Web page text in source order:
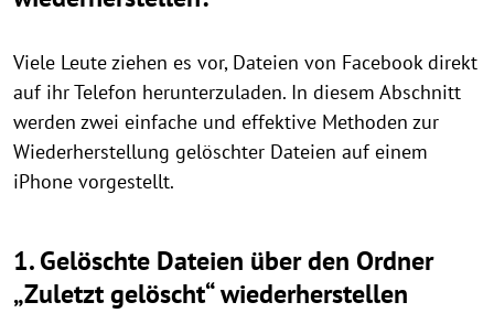
Viele Leute ziehen es vor, Dateien von Facebook direkt
auf ihr Telefon herunterzuladen. In diesem Abschnitt
werden zwei einfache und effektive Methoden zur
Wiederherstellung gelöschter Dateien auf einem
iPhone vorgestellt.
1. Gelöschte Dateien über den Ordner
„Zuletzt gelöscht“ wiederherstellen